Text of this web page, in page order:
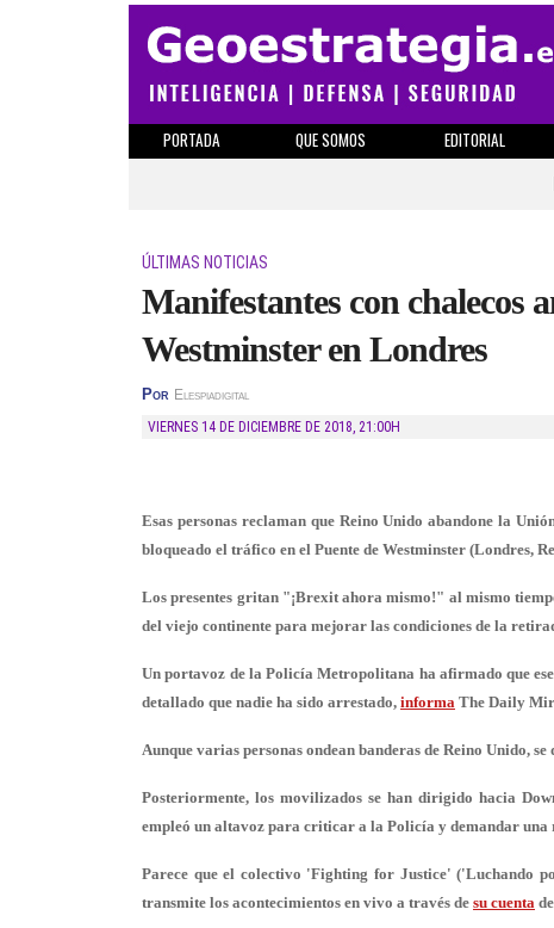
PORTADA QUE SOMOS EDITORIAL
ÚLTIMAS NOTICIAS
Manifestantes con chalecos
Westminster en Londres
Por Elespiadigital
VIERNES 14 DE DICIEMBRE DE 2018, 21:00H
Esas personas reclaman que Reino Unido abandone la
bloqueado el tráfico en el Puente de Westminster (Londres,
Los presentes gritan "¡Brexit ahora mismo!" al mismo
del viejo continente para mejorar las condiciones de la
Un portavoz de la Policía Metropolitana ha afirmado que
detallado que nadie ha sido arrestado, informa The Daily
Aunque varias personas ondean banderas de Reino Unido,
Posteriormente, los movilizados se han dirigido hacia
empleó un altavoz para criticar a la Policía y demandar
Parece que el colectivo 'Fighting for Justice' ('Luchando
transmite los acontecimientos en vivo a través de su cuenta